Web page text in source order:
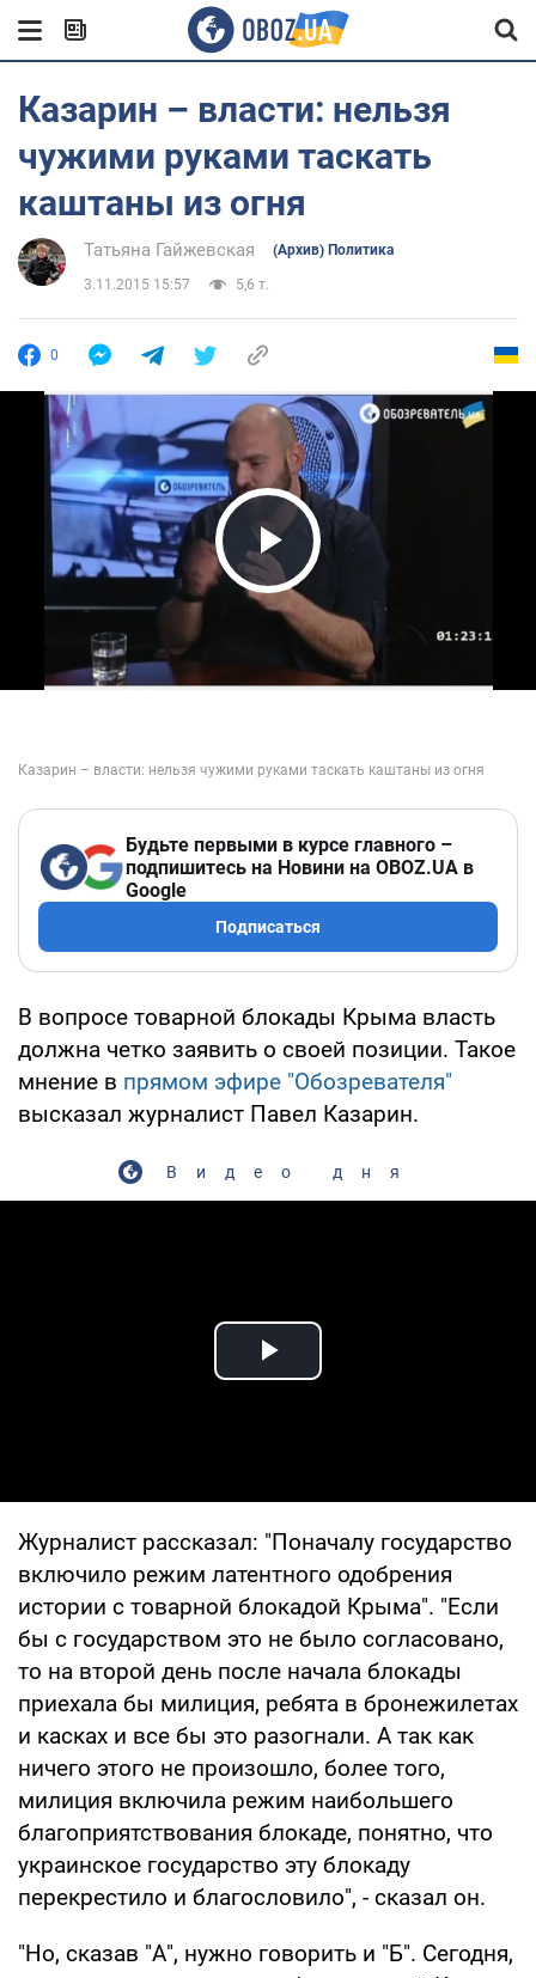
Казарин – власти: нельзя
чужими руками таскать
каштаны из огня
Татьяна Гайжевская (Архив) Политика
3.11.2015 15:57 5,6 т.
0
Play Video
Будьте первыми в курсе главного –
подпишитесь на Новини на OBOZ.UA в
Google
Подписаться
В вопросе товарной блокады Крыма власть
должна четко заявить о своей позиции. Такое
мнение в прямом эфире "Обозревателя"
высказал журналист Павел Казарин.
Видео дня
Play Video
Журналист рассказал: "Поначалу государство
включило режим латентного одобрения
истории с товарной блокадой Крыма". "Если
бы с государством это не было согласовано,
то на второй день после начала блокады
приехала бы милиция, ребята в бронежилетах
и касках и все бы это разогнали. А так как
ничего этого не произошло, более того,
милиция включила режим наибольшего
благоприятствования блокаде, понятно, что
украинское государство эту блокаду
перекрестило и благословило", - сказал он.
"Но, сказав "А", нужно говорить и "Б". Сегодня,